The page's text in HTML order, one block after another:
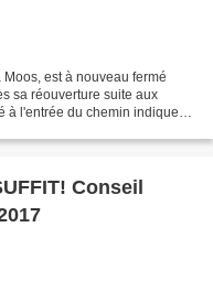
est à nouveau fermé
sa réouverture suite aux
à l'entrée du chemin indique
Conseil